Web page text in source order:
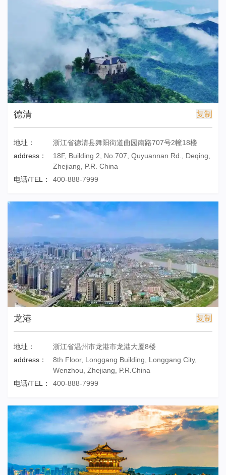
德清 复制
地址：
浙江省德清县舞阳街道曲园南路707号2幢18楼
address：
18F, Building 2, No.707, Quyuannan Rd., Deqing,
Zhejiang, P.R. China
电话/TEL：
400-888-7999
龙港 复制
地址：
浙江省温州市龙港市龙港大厦8楼
address：
8th Floor, Longgang Building, Longgang City,
Wenzhou, Zhejiang, P.R.China
电话/TEL：
400-888-7999